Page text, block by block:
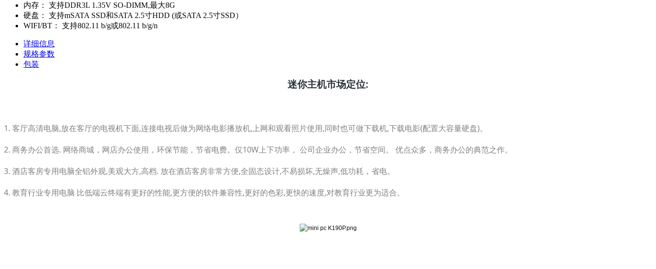
内存：
支持DDR3L 1.35V SO-DIMM,最大8G
硬盘：
支持mSATA SSD和SATA 2.5寸HDD (或SATA 2.5寸SSD）
WIFI/BT：
支持802.11 b/g或802.11 b/g/n
详细信息
规格参数
包装
迷你主机市场定位:
1. 客厅高清电脑,放在客厅的电视机下面,连接电视后做为网络电影播放机,上网和观看照片使用,同时也可做下载机,下载电影(配置大容量硬盘)。
2. 商务办公首选. 网络商城，网店办公使用，环保节能，节省电费。仅10W上下功率， 公司企业办公，节省空间。 优点众多，商务办公的典范之作。
3. 酒店客房专用电脑全铝外观,美观大方,高档. 放在酒店客房非常方便,全固态设计,不易损坏,无燥声,低功耗，省电。
4. 教育行业专用电脑 比低端云终端有更好的性能,更方便的软件兼容性,更好的色彩,更快的速度,对教育行业更为适合。